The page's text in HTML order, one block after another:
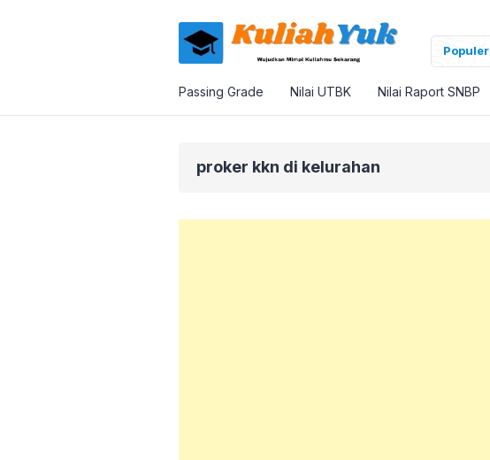
Populer
Passing Grade Nilai UTBK Nilai Raport SNBP
proker kkn di kelurahan